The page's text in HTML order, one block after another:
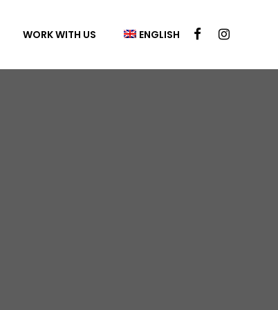
WORK WITH US ENGLISH